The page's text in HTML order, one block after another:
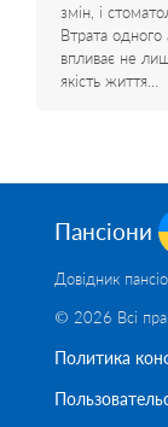
змін, і
Втрата
впливає не
якість життя…
Пансіони
Довідник
© 2026 Всі
Политика